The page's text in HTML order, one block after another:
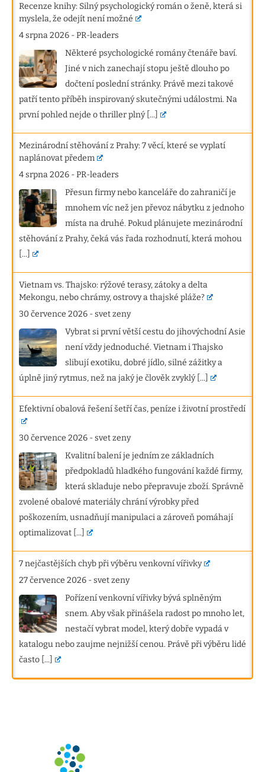
Recenze knihy: Silný psychologický román o ženě, která si
myslela, že odejít není možné
4 srpna 2026 -PR-leaders
Některé psychologické romány čtenáře baví.
Jiné v nich zanechají stopu ještě dlouho po
dočtení poslední stránky. Právě mezi takové
patří tento příběh inspirovaný skutečnými událostmi. Na
první pohled nejde o thriller plný [...]
Mezinárodní stěhování z Prahy: 7 věcí, které se vyplatí
naplánovat předem
4 srpna 2026 -PR-leaders
Přesun firmy nebo kanceláře do zahraničí je
mnohem víc než jen převoz nábytku z jednoho
místa na druhé. Pokud plánujete mezinárodní
stěhování z Prahy, čeká vás řada rozhodnutí, která mohou
[...]
Vietnam vs. Thajsko: rýžové terasy, zátoky a delta
Mekongu, nebo chrámy, ostrovy a thajské pláže?
30 července 2026 -svet zeny
Vybrat si první větší cestu do jihovýchodní Asie
není vždy jednoduché. Vietnam i Thajsko
slibují exotiku, dobré jídlo, silné zážitky a
úplně jiný rytmus, než na jaký je člověk zvyklý [...]
Efektivní obalová řešení šetří čas, peníze i životní prostředí
30 července 2026 -svet zeny
Kvalitní balení je jedním ze základních
předpokladů hladkého fungování každé firmy,
která skladuje nebo přepravuje zboží. Správně
zvolené obalové materiály chrání výrobky před
poškozením, usnadňují manipulaci a zároveň pomáhají
optimalizovat [...]
7 nejčastějších chyb při výběru venkovní vířivky
27 července 2026 -svet zeny
Pořízení venkovní vířivky bývá splněným
snem. Aby však přinášela radost po mnoho let,
nestačí vybrat model, který dobře vypadá v
katalogu nebo zaujme nejnižší cenou. Právě při výběru lidé
často [...]